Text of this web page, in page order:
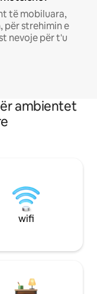
të mobiluara,
për strehimin e
nevoje për t'u
ambientet
wifi